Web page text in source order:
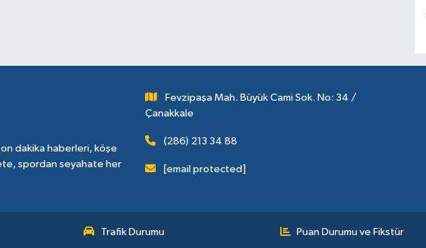
dakika haberleri, köşe
spordan seyahate her
Fevzipaşa Mah. Büyük Cami Sok. No: 34 /
Çanakkale
(286) 213 34 88
[email protected]
Trafik Durumu Puan Durumu ve Fikstür